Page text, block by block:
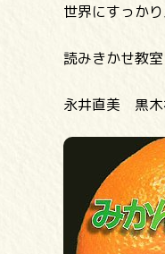
世界にすっか
読みきかせ教
永井直美 黒木